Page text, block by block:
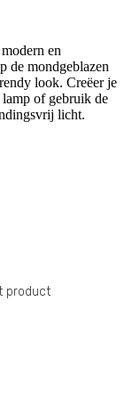
en
de mondgeblazen
look. Creëer je
of gebruik de
licht.
product